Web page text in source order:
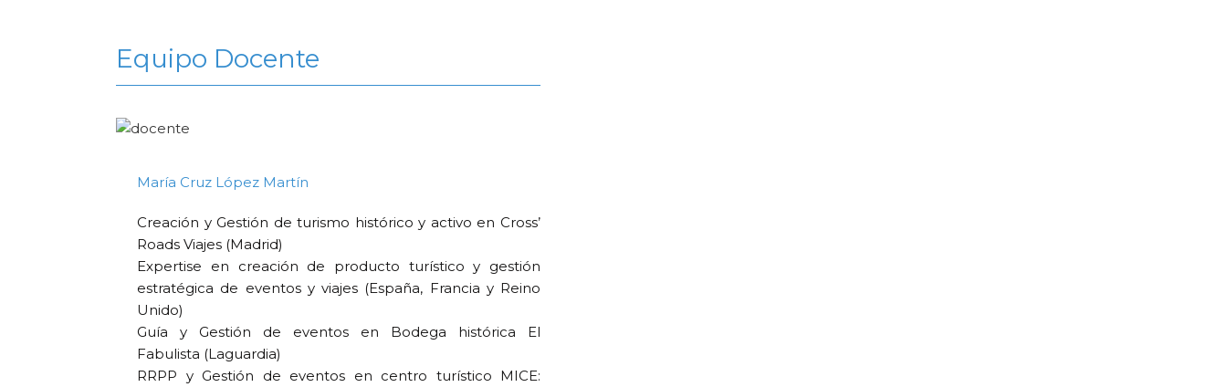
Equipo Docente
María Cruz López Martín
Creación y Gestión de turismo histórico y activo en Cross’
Roads Viajes (Madrid)
Expertise en creación de producto turístico y gestión
estratégica de eventos y viajes (España, Francia y Reino
Unido)
Guía y Gestión de eventos en Bodega histórica El
Fabulista (Laguardia)
RRPP y Gestión de eventos en centro turístico MICE: